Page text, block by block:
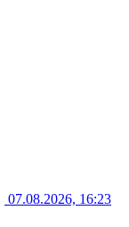
07.08.2026, 16:23